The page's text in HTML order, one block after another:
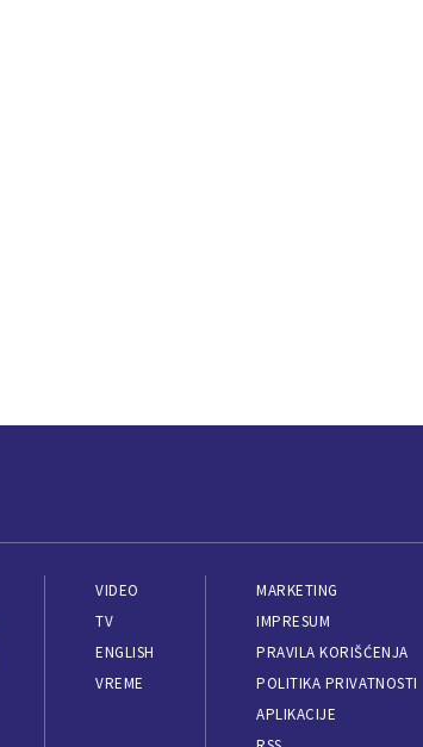
VIDEO
TV
ENGLISH
VREME
MARKETING
IMPRESUM
PRAVILA KORIŠĆENJA
POLITIKA PRIVATNOSTI
APLIKACIJE